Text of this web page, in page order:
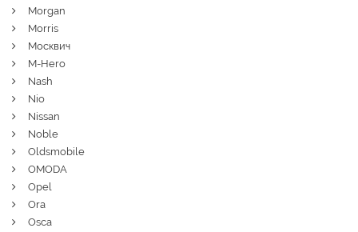
Morgan
Morris
Москвич
M-Hero
Nash
Nio
Nissan
Noble
Oldsmobile
OMODA
Opel
Ora
Osca